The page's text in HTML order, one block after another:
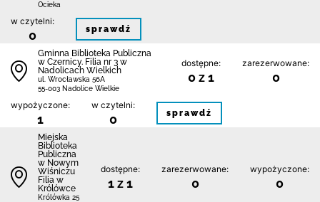
Ocieka
w czytelni:
0 sprawdź
Gminna Biblioteka Publiczna
w Czernicy. Filia nr 3 w
Nadolicach Wielkich
ul. Wrocławska 56A
55-003 Nadolice Wielkie
dostępne:
0 z 1
zarezerwowane:
0
wypożyczone:
1
w czytelni:
0 sprawdź
Miejska
Biblioteka
Publiczna
w Nowym
Wiśniczu
Filia w
Królówce
Królówka 25
dostępne:
1 z 1
zarezerwowane:
0
wypożyczone:
0